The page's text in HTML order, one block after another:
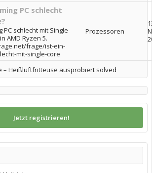
PC schlecht
PC schlecht mit Single
AMD Ryzen 5.
frage/ist-ein-
mit-single-core
Prozessoren
– Heißluftfritteuse ausprobiert solved
Jetzt registrieren!